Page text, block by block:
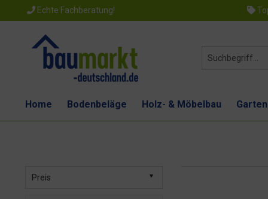
Echte Fachberatung!
Home Bodenbeläge Holz- & Möbelbau
Preis